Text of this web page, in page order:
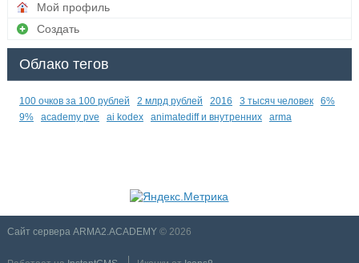
Мой профиль
Создать
Облако тегов
100 очков за 100 рублей 2 млрд рублей 2016 3 тысяч человек
6%
9%
academy pve ai kodex animatediff и внутренних arma
Сайт сервера ARMA2.ACADEMY© 2026